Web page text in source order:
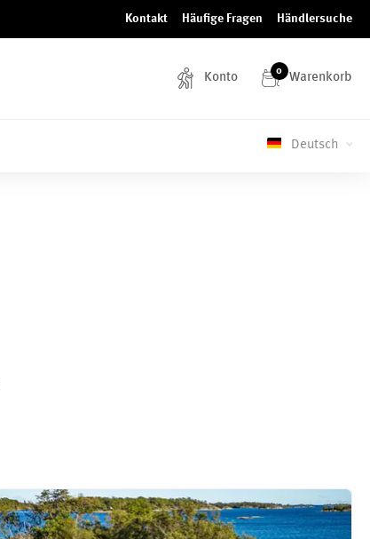
Kontakt Häufige Fragen Händlersuche
Konto Warenkorb
0
Deutsch